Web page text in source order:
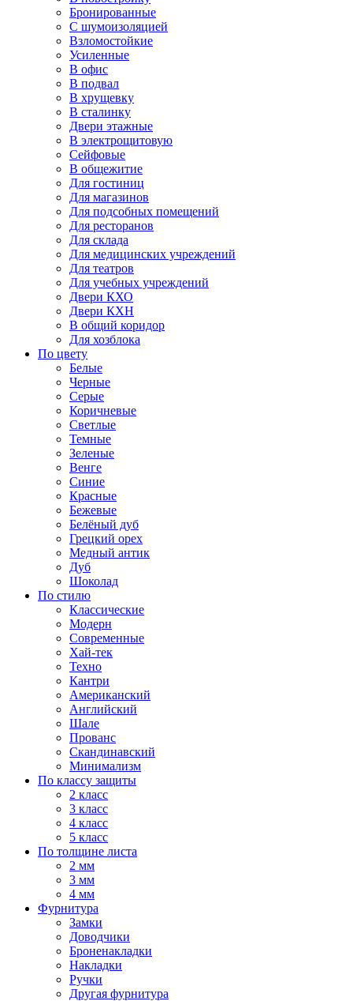
Бронированные
С шумоизоляцией
Взломостойкие
Усиленные
В офис
В подвал
В хрущевку
В сталинку
Двери этажные
В электрощитовую
Сейфовые
В общежитие
Для гостиниц
Для магазинов
Для подсобных помещений
Для ресторанов
Для склада
Для медицинских учреждений
Для театров
Для учебных учреждений
Двери КХО
Двери КХН
В общий коридор
Для хозблока
По цвету
Белые
Черные
Серые
Коричневые
Светлые
Темные
Зеленые
Венге
Синие
Красные
Бежевые
Белёный дуб
Грецкий орех
Медный антик
Дуб
Шоколад
По стилю
Классические
Модерн
Современные
Хай-тек
Техно
Кантри
Американский
Английский
Шале
Прованс
Скандинавский
Минимализм
По классу защиты
2 класс
3 класс
4 класс
5 класс
По толщине листа
2 мм
3 мм
4 мм
Фурнитура
Замки
Доводчики
Броненакладки
Накладки
Ручки
Другая фурнитура